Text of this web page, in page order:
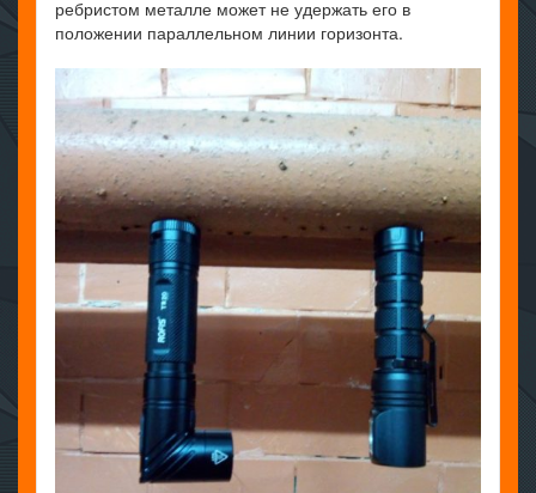
ребристом металле может не удержать его в
положении параллельном линии горизонта.